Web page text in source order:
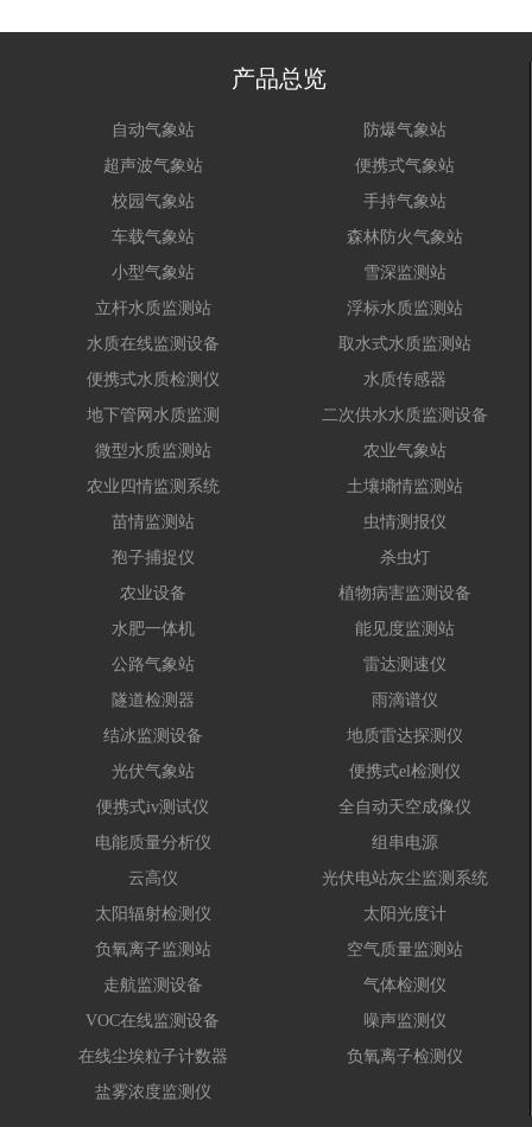
产品总览
自动气象站
防爆气象站
超声波气象站
便携式气象站
校园气象站
手持气象站
车载气象站
森林防火气象站
小型气象站
雪深监测站
立杆水质监测站
浮标水质监测站
水质在线监测设备
取水式水质监测站
便携式水质检测仪
水质传感器
地下管网水质监测
二次供水水质监测设备
微型水质监测站
农业气象站
农业四情监测系统
土壤墒情监测站
苗情监测站
虫情测报仪
孢子捕捉仪
杀虫灯
农业设备
植物病害监测设备
水肥一体机
能见度监测站
公路气象站
雷达测速仪
隧道检测器
雨滴谱仪
结冰监测设备
地质雷达探测仪
光伏气象站
便携式el检测仪
便携式iv测试仪
全自动天空成像仪
电能质量分析仪
组串电源
云高仪
光伏电站灰尘监测系统
太阳辐射检测仪
太阳光度计
负氧离子监测站
空气质量监测站
走航监测设备
气体检测仪
VOC在线监测设备
噪声监测仪
在线尘埃粒子计数器
负氧离子检测仪
盐雾浓度监测仪